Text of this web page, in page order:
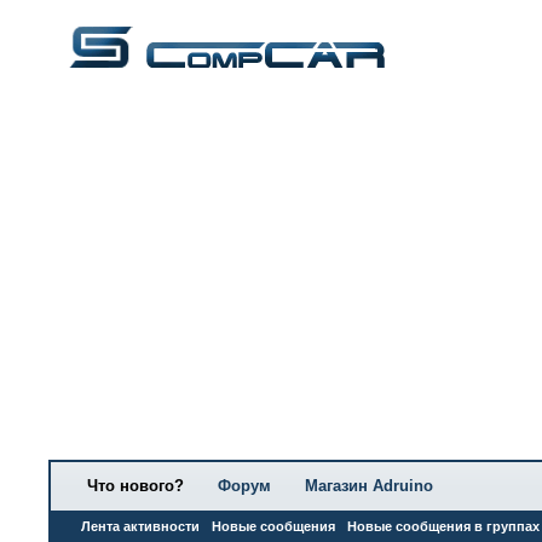
Что нового?
Лента активности Новые сообщения Новые сообщения в группах
Форум Магазин Adruino